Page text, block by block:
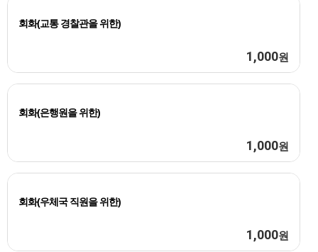
회화(교통 경찰관을 위한)
1,000원
회화(은행원을 위한)
1,000원
회화(우체국 직원을 위한)
1,000원